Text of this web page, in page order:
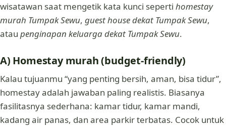
wisatawan saat mengetik kata kunci seperti homestay
murah Tumpak Sewu, guest house dekat Tumpak Sewu,
atau penginapan keluarga dekat Tumpak Sewu.
A) Homestay murah (budget-friendly)
Kalau tujuanmu “yang penting bersih, aman, bisa tidur”,
homestay adalah jawaban paling realistis. Biasanya
fasilitasnya sederhana: kamar tidur, kamar mandi,
kadang air panas, dan area parkir terbatas. Cocok untuk